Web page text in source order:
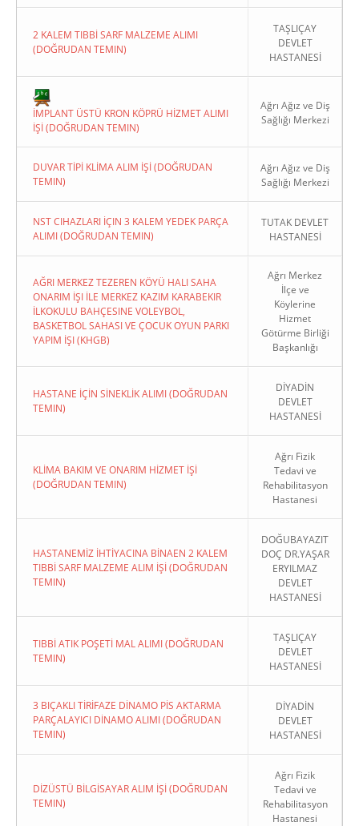
2 KALEM TIBBİ SARF MALZEME ALIMI
(DOĞRUDAN TEMIN)
TAŞLIÇAY
DEVLET
HASTANESİ
İMPLANT ÜSTÜ KRON KÖPRÜ HİZMET ALIMI
İŞİ (DOĞRUDAN TEMIN)
Ağrı Ağız ve Diş
Sağlığı Merkezi
DUVAR TİPİ KLİMA ALIM İŞİ (DOĞRUDAN
TEMIN)
Ağrı Ağız ve Diş
Sağlığı Merkezi
NST CIHAZLARI İÇIN 3 KALEM YEDEK PARÇA
ALIMI (DOĞRUDAN TEMIN)
TUTAK DEVLET
HASTANESİ
AĞRI MERKEZ TEZEREN KÖYÜ HALI SAHA
ONARIM İŞI İLE MERKEZ KAZIM KARABEKIR
İLKOKULU BAHÇESINE VOLEYBOL,
BASKETBOL SAHASI VE ÇOCUK OYUN PARKI
YAPIM İŞI (KHGB)
Ağrı Merkez
İlçe ve
Köylerine
Hizmet
Götürme Birliği
Başkanlığı
HASTANE İÇİN SİNEKLİK ALIMI (DOĞRUDAN
TEMIN)
DİYADİN
DEVLET
HASTANESİ
KLİMA BAKIM VE ONARIM HİZMET İŞİ
(DOĞRUDAN TEMIN)
Ağrı Fizik
Tedavi ve
Rehabilitasyon
Hastanesi
HASTANEMİZ İHTİYACINA BİNAEN 2 KALEM
TIBBİ SARF MALZEME ALIM İŞİ (DOĞRUDAN
TEMIN)
DOĞUBAYAZIT
DOÇ DR.YAŞAR
ERYILMAZ
DEVLET
HASTANESİ
TIBBİ ATIK POŞETİ MAL ALIMI (DOĞRUDAN
TEMIN)
TAŞLIÇAY
DEVLET
HASTANESİ
3 BIÇAKLI TİRİFAZE DİNAMO PİS AKTARMA
PARÇALAYICI DİNAMO ALIMI (DOĞRUDAN
TEMIN)
DİYADİN
DEVLET
HASTANESİ
DİZÜSTÜ BİLGİSAYAR ALIM İŞİ (DOĞRUDAN
TEMIN)
Ağrı Fizik
Tedavi ve
Rehabilitasyon
Hastanesi